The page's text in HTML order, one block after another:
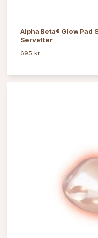
Alpha Beta® Glow Pad
Servetter
695 kr